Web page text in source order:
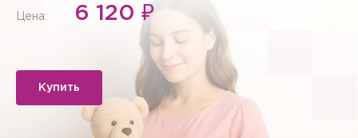
Цена: 6 120 ₽
Купить